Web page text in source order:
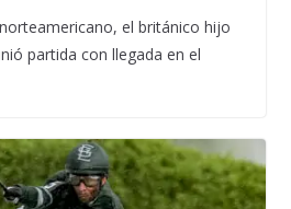
el británico hijo
partida con llegada en el